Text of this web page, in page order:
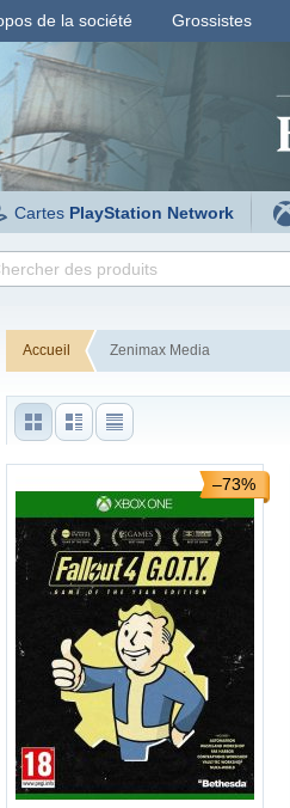
de la société Grossistes
Cartes PlayStation Network
Accueil Zenimax Media
–73%